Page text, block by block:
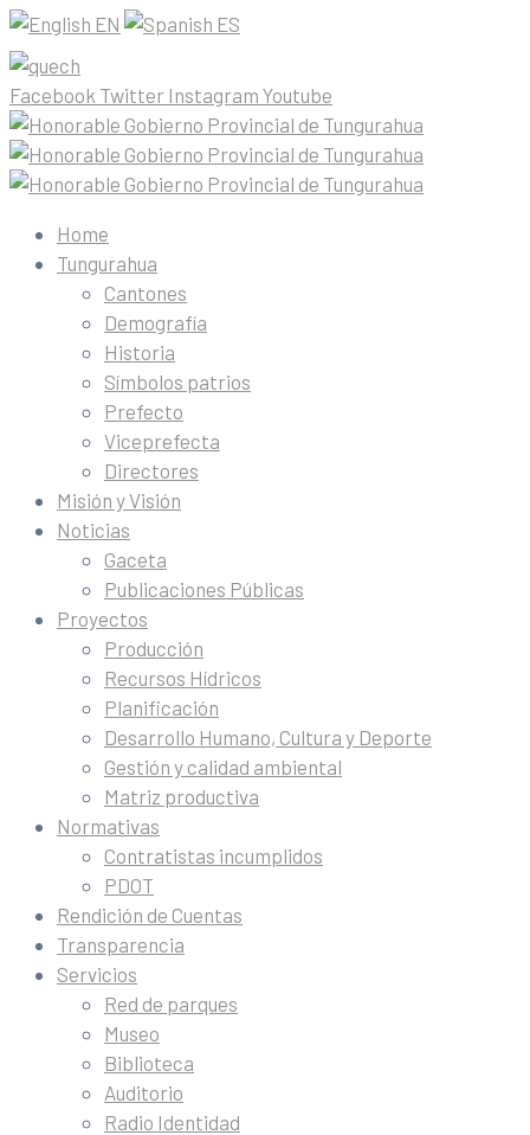
EN ES
Facebook Twitter Instagram Youtube
Home
Tungurahua
Cantones
Demografía
Historia
Símbolos patrios
Prefecto
Viceprefecta
Directores
Misión y Visión
Noticias
Gaceta
Publicaciones Públicas
Proyectos
Producción
Recursos Hídricos
Planificación
Desarrollo Humano, Cultura y Deporte
Gestión y calidad ambiental
Matriz productiva
Normativas
Contratistas incumplidos
PDOT
Rendición de Cuentas
Transparencia
Servicios
Red de parques
Museo
Biblioteca
Auditorio
Radio Identidad